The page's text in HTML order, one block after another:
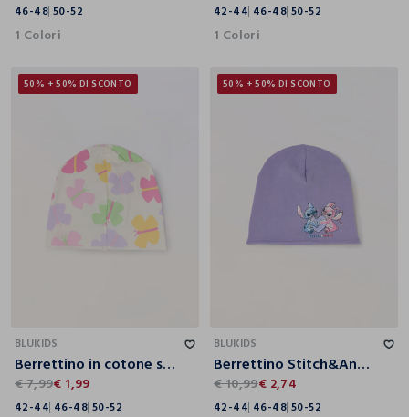
46-48 50-52
1 Colori
42-44 46-48 50-52
1 Colori
50% + 50% DI SCONTO
BLUKIDS
Berrettino in cotone stretch neonata
€ 7,99€ 1,99
42-44 46-48 50-52
50% + 50% DI SCONTO
BLUKIDS
Berrettino Stitch&Angel in french terry stretch neonata
€ 10,99€ 2,74
42-44 46-48 50-52